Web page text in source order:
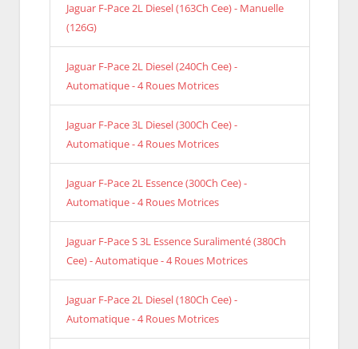
Jaguar F-Pace 2L Diesel (163Ch Cee) - Manuelle
(126G)
Jaguar F-Pace 2L Diesel (240Ch Cee) -
Automatique - 4 Roues Motrices
Jaguar F-Pace 3L Diesel (300Ch Cee) -
Automatique - 4 Roues Motrices
Jaguar F-Pace 2L Essence (300Ch Cee) -
Automatique - 4 Roues Motrices
Jaguar F-Pace S 3L Essence Suralimenté (380Ch
Cee) - Automatique - 4 Roues Motrices
Jaguar F-Pace 2L Diesel (180Ch Cee) -
Automatique - 4 Roues Motrices